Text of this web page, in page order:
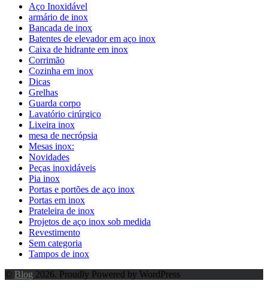
Aço Inoxidável
armário de inox
Bancada de inox
Batentes de elevador em aço inox
Caixa de hidrante em inox
Corrimão
Cozinha em inox
Dicas
Grelhas
Guarda corpo
Lavatório cirúrgico
Lixeira inox
mesa de necrópsia
Mesas inox:
Novidades
Peças inoxidáveis
Pia inox
Portas e portões de aço inox
Portas em inox
Prateleira de inox
Projetos de aço inox sob medida
Revestimento
Sem categoria
Tampos de inox
© Blog 2026. Proudly Powered by WordPress